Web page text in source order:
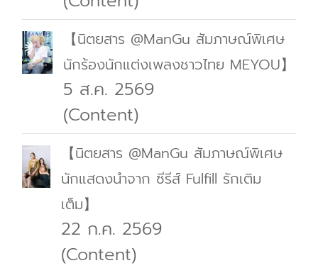
【นิตยสาร @ManGu สัมภาษณ์พิเศษ
นักร้องนักแต่งเพลงชาวไทย MEYOU】
5 ส.ค. 2569
(Content)
【นิตยสาร @ManGu สัมภาษณ์พิเศษ
นักแสดงนำจาก ซีรีส์ Fulfill รักเติม
เต็ม】
22 ก.ค. 2569
(Content)